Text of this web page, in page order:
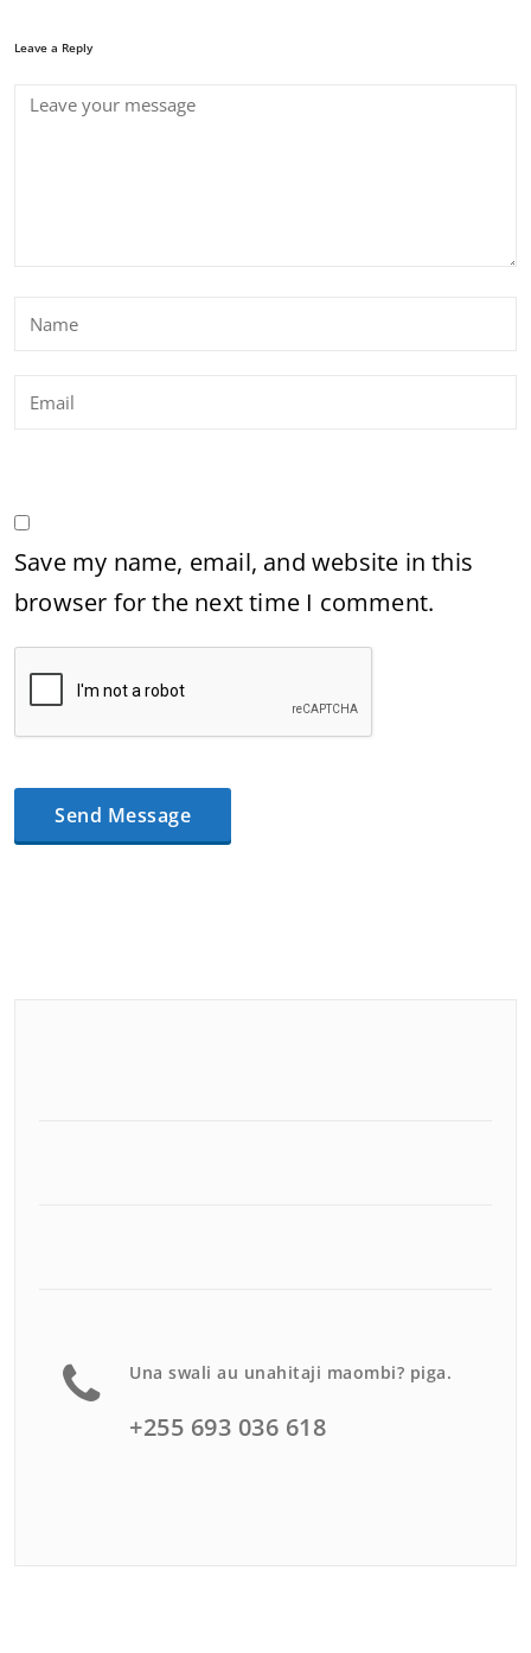
Leave a Reply
Save my name, email, and website in this
browser for the next time I comment.
Una swali au unahitaji maombi? piga.
+255 693 036 618